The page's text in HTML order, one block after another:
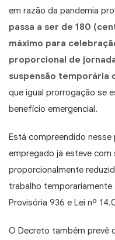
em razão da pandemia
passa a ser de 180
máximo para
proporcional de
suspensão temporária
que igual prorrogação se
benefício emergencial.
Está compreendido
empregado já esteve com
proporcionalmente
trabalho
Provisória 936 e Lei nº
O Decreto também prevê